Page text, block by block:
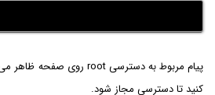
پیام مربوط به دسترسی root روی صفحه ظاهر می‌شود. روی
کنید تا دسترسی مجاز شود.